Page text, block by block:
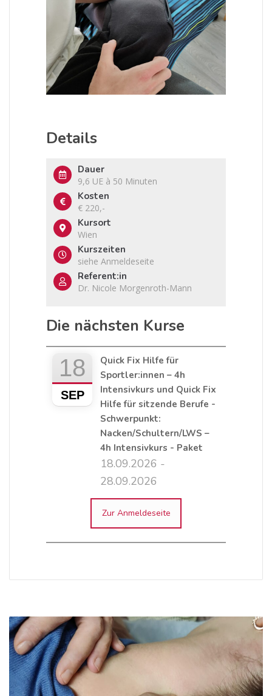
Details
Dauer
9,6 UE à 50 Minuten
Kosten
€ 220,-
Kursort
Wien
Kurszeiten
siehe Anmeldeseite
Referent:in
Dr. Nicole Morgenroth-Mann
Die nächsten Kurse
18
SEP
Quick Fix Hilfe für
Sportler:innen – 4h
Intensivkurs und Quick Fix
Hilfe für sitzende Berufe -
Schwerpunkt:
Nacken/Schultern/LWS –
4h Intensivkurs - Paket
18.09.2026 -
28.09.2026
Zur Anmeldeseite